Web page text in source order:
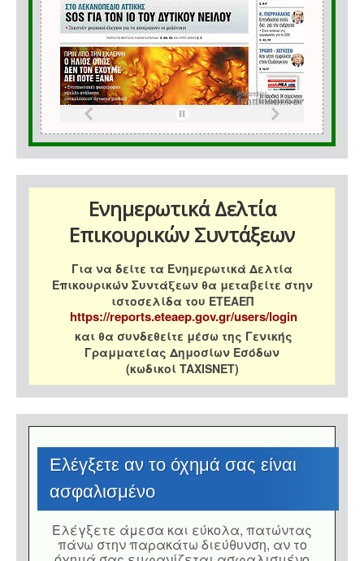
Ενημερωτικά Δελτία
Επικουρικών Συντάξεων
Για να δείτε τα Ενημερωτικά Δελτία
Επικουρικών Συντάξεων θα μεταβείτε στην
ιστοσελίδα του ΕΤΕΑΕΠ
https://reports.eteaep.gov.gr/users/login
και θα συνδεθείτε μέσω της Γενικής
Γραμματείας Δημοσίων Εσόδων
(κωδικοί TAXISNET)
Eλέγξετε αν το όχημά σας είναι
ασφαλισμένο
Eλέγξετε άμεσα και εύκολα, πατώντας
πάνω στην παρακάτω διεύθυνση, αν το